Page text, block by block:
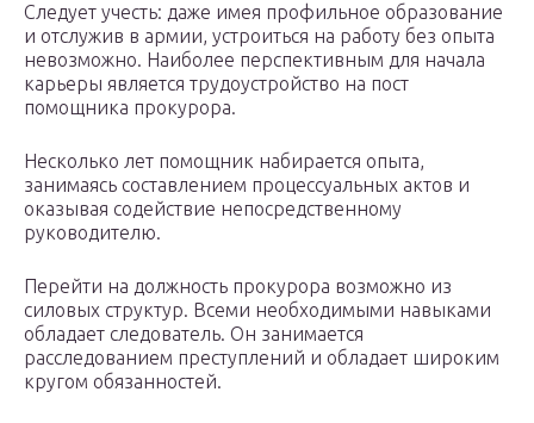
Следует учесть: даже имея профильное образование
и отслужив в армии, устроиться на работу без опыта
невозможно. Наиболее перспективным для начала
карьеры является трудоустройство на пост
помощника прокурора.
Несколько лет помощник набирается опыта,
занимаясь составлением процессуальных актов и
оказывая содействие непосредственному
руководителю.
Перейти на должность прокурора возможно из
силовых структур. Всеми необходимыми навыками
обладает следователь. Он занимается
расследованием преступлений и обладает широким
кругом обязанностей.